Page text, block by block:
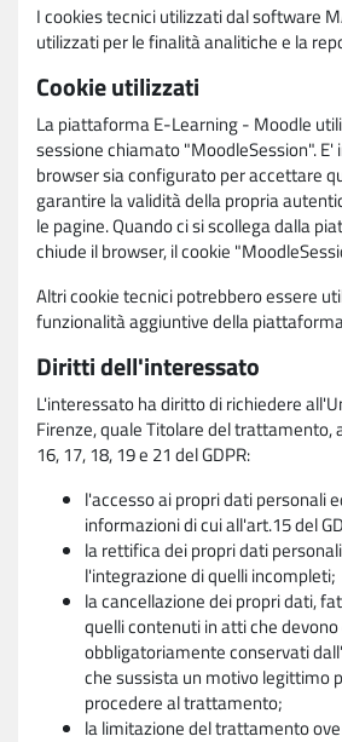
I cookies tecnici utilizzati dal software
utilizzati per le finalità analitiche e la
Cookie utilizzati
La piattaforma E-Learning - Moodle
sessione chiamato "MoodleSession". E'
browser sia configurato per accettare
garantire la validità della propria
le pagine. Quando ci si scollega dalla
chiude il browser, il cookie
Altri cookie tecnici potrebbero essere
funzionalità aggiuntive della
Diritti dell'interessato
L'interessato ha diritto di richiedere
Firenze, quale Titolare del trattamento,
16, 17, 18, 19 e 21 del GDPR:
l'accesso ai propri dati personali
informazioni di cui all'art.15 del
la rettifica dei propri dati
l'integrazione di quelli incompleti;
la cancellazione dei propri dati,
quelli contenuti in atti che
obbligatoriamente conservati
che sussista un motivo legittimo
procedere al trattamento;
la limitazione del trattamento